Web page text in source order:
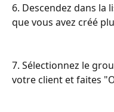
6. Descendez dans
que vous avez créé
7. Sélectionnez le
votre client et faites